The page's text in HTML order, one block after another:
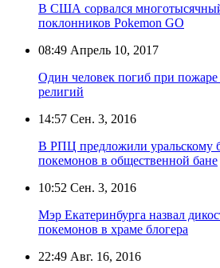
В США сорвался
поклонников Pokemon GO
08:49 Апрель 10, 2017
Один человек погиб при пожаре
религий
14:57 Сен. 3, 2016
В РПЦ предложили уральскому
покемонов в общественной бане
10:52 Сен. 3, 2016
Мэр Екатеринбурга назвал
покемонов в храме блогера
22:49 Авг. 16, 2016